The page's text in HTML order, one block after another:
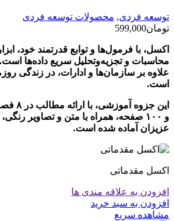
توسعه فردی, محصولات توسعه فردی
تومان599,000
اکسل، با فرمول‌ها و توابع قدرتمند خود،
محاسبات و تجزیه‌وتحلیل سریع داده‌ها است.
علاوه بر سازمان‌ها و ادارات، در زندگی
است.
و ۱۰۰ صفحه، همراه با متن و تصاویر
عزیزان آماده شده است.
اکسل مقدماتی
افزودن به علاقه مندی ها
افزودن به سبد خرید
مشاهده سریع